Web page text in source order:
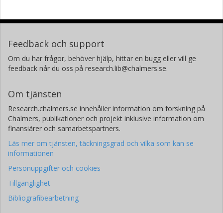
Feedback och support
Om du har frågor, behöver hjälp, hittar en bugg eller vill ge
feedback når du oss på research.lib@chalmers.se.
Om tjänsten
Research.chalmers.se innehåller information om forskning på
Chalmers, publikationer och projekt inklusive information om
finansiärer och samarbetspartners.
Läs mer om tjänsten, täckningsgrad och vilka som kan se
informationen
Personuppgifter och cookies
Tillgänglighet
Bibliografibearbetning